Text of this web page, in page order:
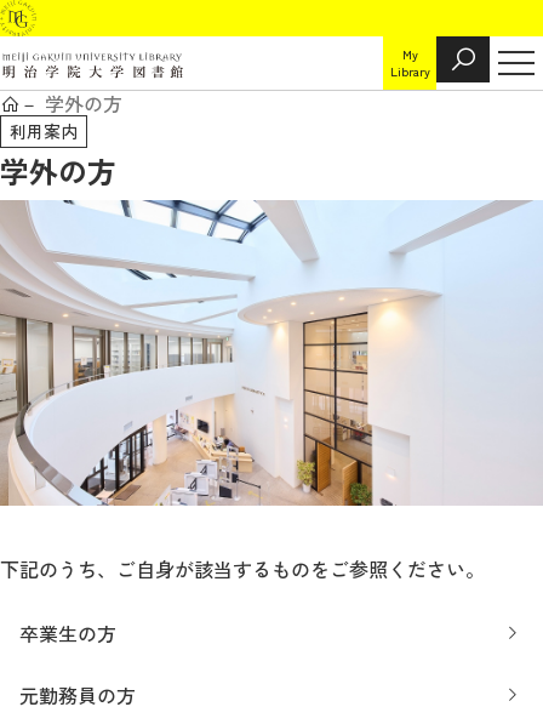
My
Library
学外の方
利用案内
学外の方
下記のうち、ご自身が該当するものをご参照ください。
卒業生の方
元勤務員の方